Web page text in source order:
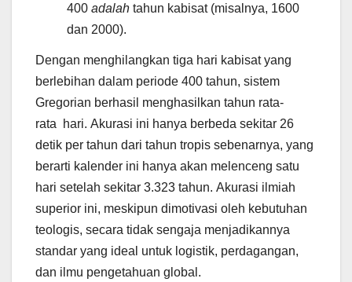
400 adalah tahun kabisat (misalnya, 1600
dan 2000).
Dengan menghilangkan tiga hari kabisat yang
berlebihan dalam periode 400 tahun, sistem
Gregorian berhasil menghasilkan tahun rata-
rata hari. Akurasi ini hanya berbeda sekitar 26
detik per tahun dari tahun tropis sebenarnya, yang
berarti kalender ini hanya akan melenceng satu
hari setelah sekitar 3.323 tahun. Akurasi ilmiah
superior ini, meskipun dimotivasi oleh kebutuhan
teologis, secara tidak sengaja menjadikannya
standar yang ideal untuk logistik, perdagangan,
dan ilmu pengetahuan global.